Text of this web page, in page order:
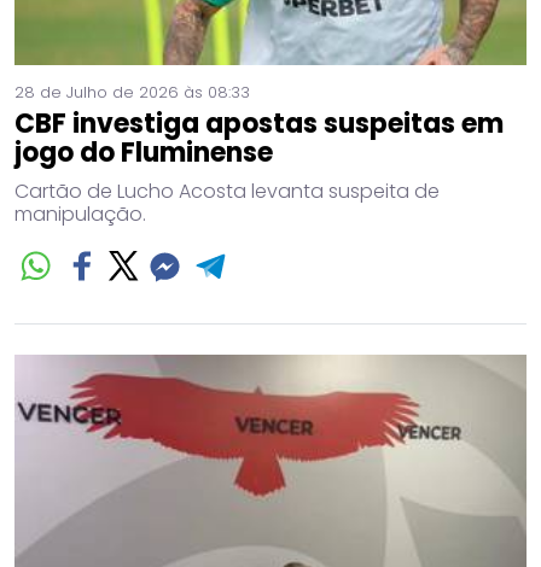
28 de Julho de 2026 às 08:33
CBF investiga apostas suspeitas em
jogo do Fluminense
Cartão de Lucho Acosta levanta suspeita de
manipulação.